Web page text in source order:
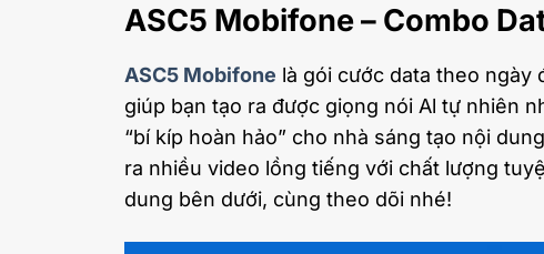
ASC5 Mobifone – Combo
ASC5 Mobifone là gói cước data theo ngày
giúp bạn tạo ra được giọng nói Al tự nhiên
“bí kíp hoàn hảo” cho nhà sáng tạo nội
ra nhiều video lồng tiếng với chất lượng
dung bên dưới, cùng theo dõi nhé!